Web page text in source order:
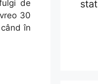
de
30
în